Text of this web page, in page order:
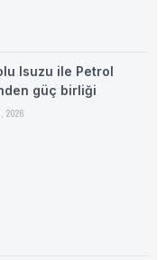
Isuzu ile Petrol
güç birliği
2026